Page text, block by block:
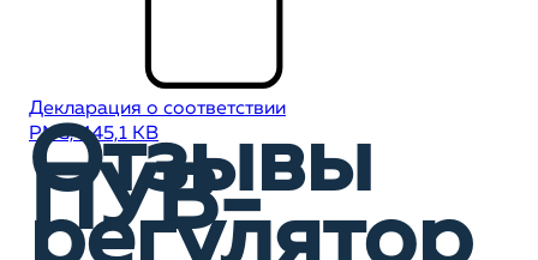
Декларация о соответствии
PNG, 445,1 KB
Отзывы
ПУВ-